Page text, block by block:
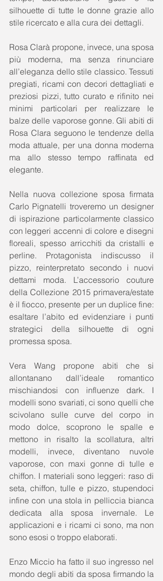
silhouette di tutte le donne grazie allo
stile ricercato e alla cura dei dettagli.
Rosa Clarà propone, invece, una sposa
più moderna, ma senza rinunciare
all’eleganza dello stile classico. Tessuti
pregiati, ricami con decori dettagliati e
preziosi pizzi, tutto curato e rifinito nei
minimi particolari per realizzare le
balze delle vaporose gonne. Gli abiti di
Rosa Clara seguono le tendenze della
moda attuale, per una donna moderna
ma allo stesso tempo raffinata ed
elegante.
Nella nuova collezione sposa firmata
Carlo Pignatelli troveremo un designer
di ispirazione particolarmente classico
con leggeri accenni di colore e disegni
floreali, spesso arricchiti da cristalli e
perline. Protagonista indiscusso il
pizzo, reinterpretato secondo i nuovi
dettami moda. L’accessorio couture
della Collezione 2015 primavera/estate
è il fiocco, presente per un duplice fine:
esaltare l’abito ed evidenziare i punti
strategici della silhouette di ogni
promessa sposa.
Vera Wang propone abiti che si
allontanano dall’ideale romantico
mischiandosi con influenze dark. I
modelli sono svariati, ci sono quelli che
scivolano sulle curve del corpo in
modo dolce, scoprono le spalle e
mettono in risalto la scollatura, altri
modelli, invece, diventano nuvole
vaporose, con maxi gonne di tulle e
chiffon. I materiali sono leggeri: raso di
seta, chiffon, tulle e pizzo, stupendoci
infine con una stola in pelliccia bianca
dedicata alla sposa invernale. Le
applicazioni e i ricami ci sono, ma non
sono esosi o troppo elaborati.
Enzo Miccio ha fatto il suo ingresso nel
mondo degli abiti da sposa firmando la